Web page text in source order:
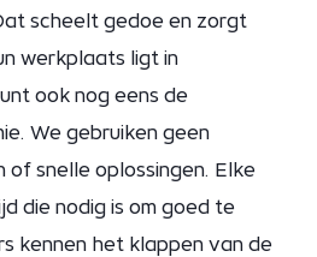
scheelt gedoe en zorgt
werkplaats ligt in
ook nog eens de
We gebruiken geen
snelle oplossingen. Elke
die nodig is om goed te
kennen het klappen van de